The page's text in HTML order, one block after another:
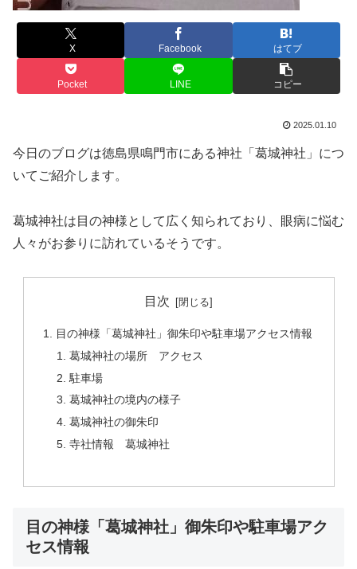
X Facebook はてブ
Pocket LINE コピー
2025.01.10
今日のブログは徳島県鳴門市にある神社「葛城神社」につ
いてご紹介します。
葛城神社は目の神様として広く知られており、眼病に悩む
人々がお参りに訪れているそうです。
目次
目の神様「葛城神社」御朱印や駐車場アクセス情報
葛城神社の場所 アクセス
駐車場
葛城神社の境内の様子
葛城神社の御朱印
寺社情報 葛城神社
目の神様「葛城神社」御朱印や駐車場アク
セス情報